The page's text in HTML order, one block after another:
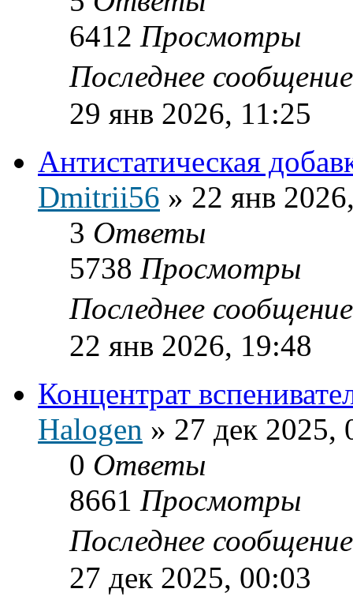
6412 Просмотры
Последнее
29 янв 2026, 11:25
Антистатическая
Dmitrii56 » 22 янв
3 Ответы
5738 Просмотры
Последнее
22 янв 2026, 19:48
Концентрат
Halogen » 27 дек 2025,
0 Ответы
8661 Просмотры
Последнее
27 дек 2025, 00:03